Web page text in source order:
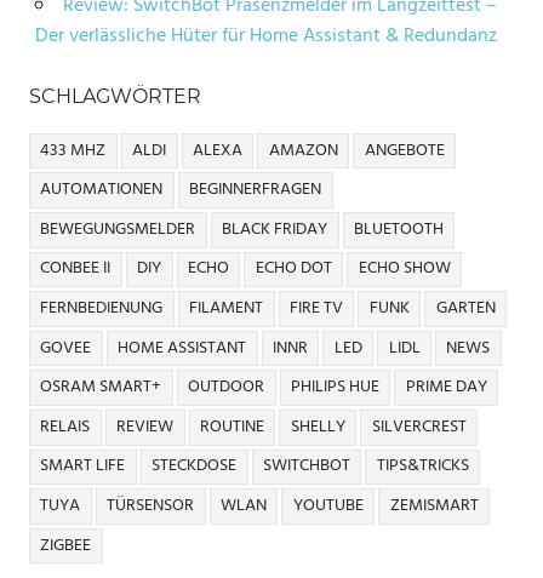
Der verlässliche Hüter für Home Assistant & Redundanz
SCHLAGWÖRTER
433 MHZ ALDI ALEXA AMAZON
ANGEBOTE
AUTOMATIONEN
BEGINNERFRAGEN
BEWEGUNGSMELDER
BLACK FRIDAY
BLUETOOTH
CONBEE II
DIY ECHO ECHO DOT
ECHO SHOW
FERNBEDIENUNG
FILAMENT FIRE TV FUNK
GARTEN
GOVEE
HOME ASSISTANT INNR LED LIDL
NEWS
OSRAM SMART+
OUTDOOR PHILIPS HUE
PRIME DAY
RELAIS
REVIEW ROUTINE SHELLY
SILVERCREST
SMART LIFE
STECKDOSE SWITCHBOT
TIPS&TRICKS
TUYA
TÜRSENSOR WLAN YOUTUBE
ZEMISMART
ZIGBEE